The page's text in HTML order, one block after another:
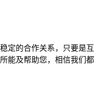
定的合作关系，只要是互
能及帮助您，相信我们都